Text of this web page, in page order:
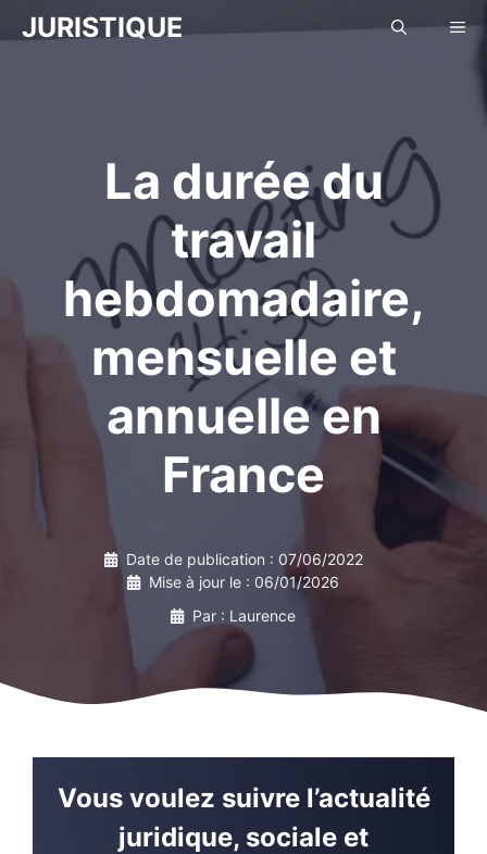
Aller
auJURISTIQUE
La durée du
travail
hebdomadaire,
mensuelle et
annuelle en
France
Date de publication : 07/06/2022
Mise à jour le : 06/01/2026
Par : Laurence
Vous voulez suivre l’actualité
juridique, sociale et